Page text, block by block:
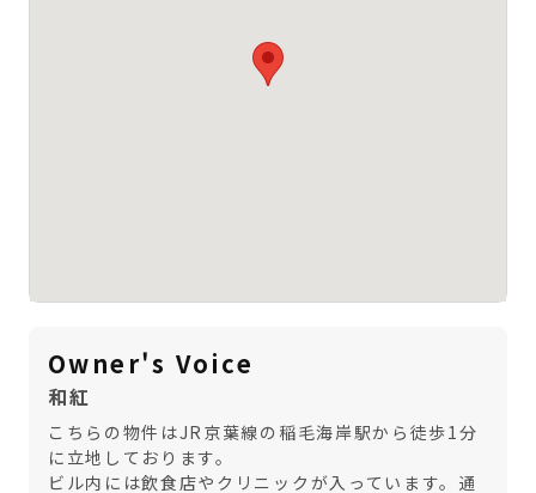
Owner's Voice
和紅
こちらの物件はJR京葉線の稲毛海岸駅から徒歩1分
に立地しております。
ビル内には飲食店やクリニックが入っています。通